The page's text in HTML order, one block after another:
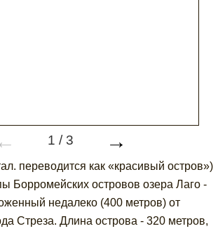
1 /3 →
переводится как «красивый остров»)
Борромейских островов озера Лаго -
недалеко (400 метров) от
Стреза. Длина острова - 320 метров,